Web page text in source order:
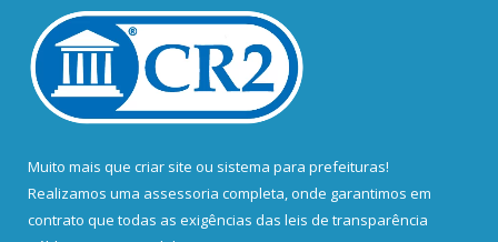
Muito mais que criar site ou sistema para prefeituras!
Realizamos uma assessoria completa, onde garantimos em
contrato que todas as exigências das leis de transparência